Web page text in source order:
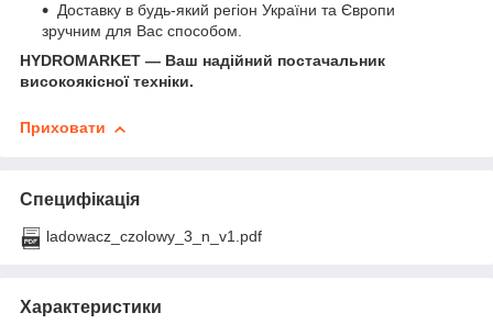
Доставку в будь-який регіон України та Європи
зручним для Вас способом.
HYDROMARKET — Ваш надійний постачальник
високоякісної техніки.
Приховати
Специфікація
ladowacz_czolowy_3_n_v1.pdf
Характеристики